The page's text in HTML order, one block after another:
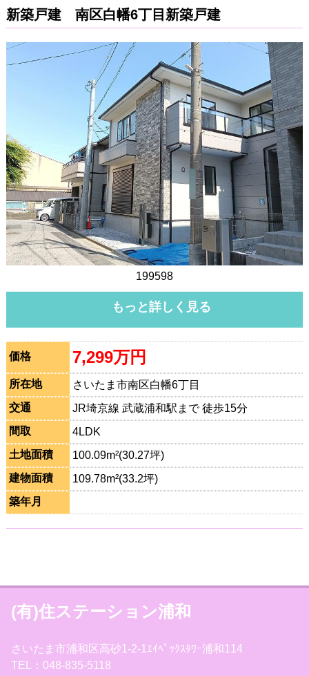
新築戸建 南区白幡6丁目新築戸建
199598
もっと詳しく見る
価格 7,299万円
所在地
さいたま市南区白幡6丁目
交通
JR埼京線 武蔵浦和駅まで 徒歩15分
間取
4LDK
土地面積
100.09m²(30.27坪)
建物面積
109.78m²(33.2坪)
築年月
(有)住ステーション浦和
さいたま市浦和区高砂1-2-1ｴｲﾍﾟｯｸｽﾀﾜｰ浦和114
TEL：048-835-5118